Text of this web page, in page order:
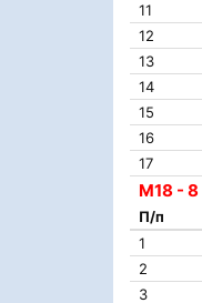
11
12
13
14
15
16
17
М18 - 8
П/п
1
2
3